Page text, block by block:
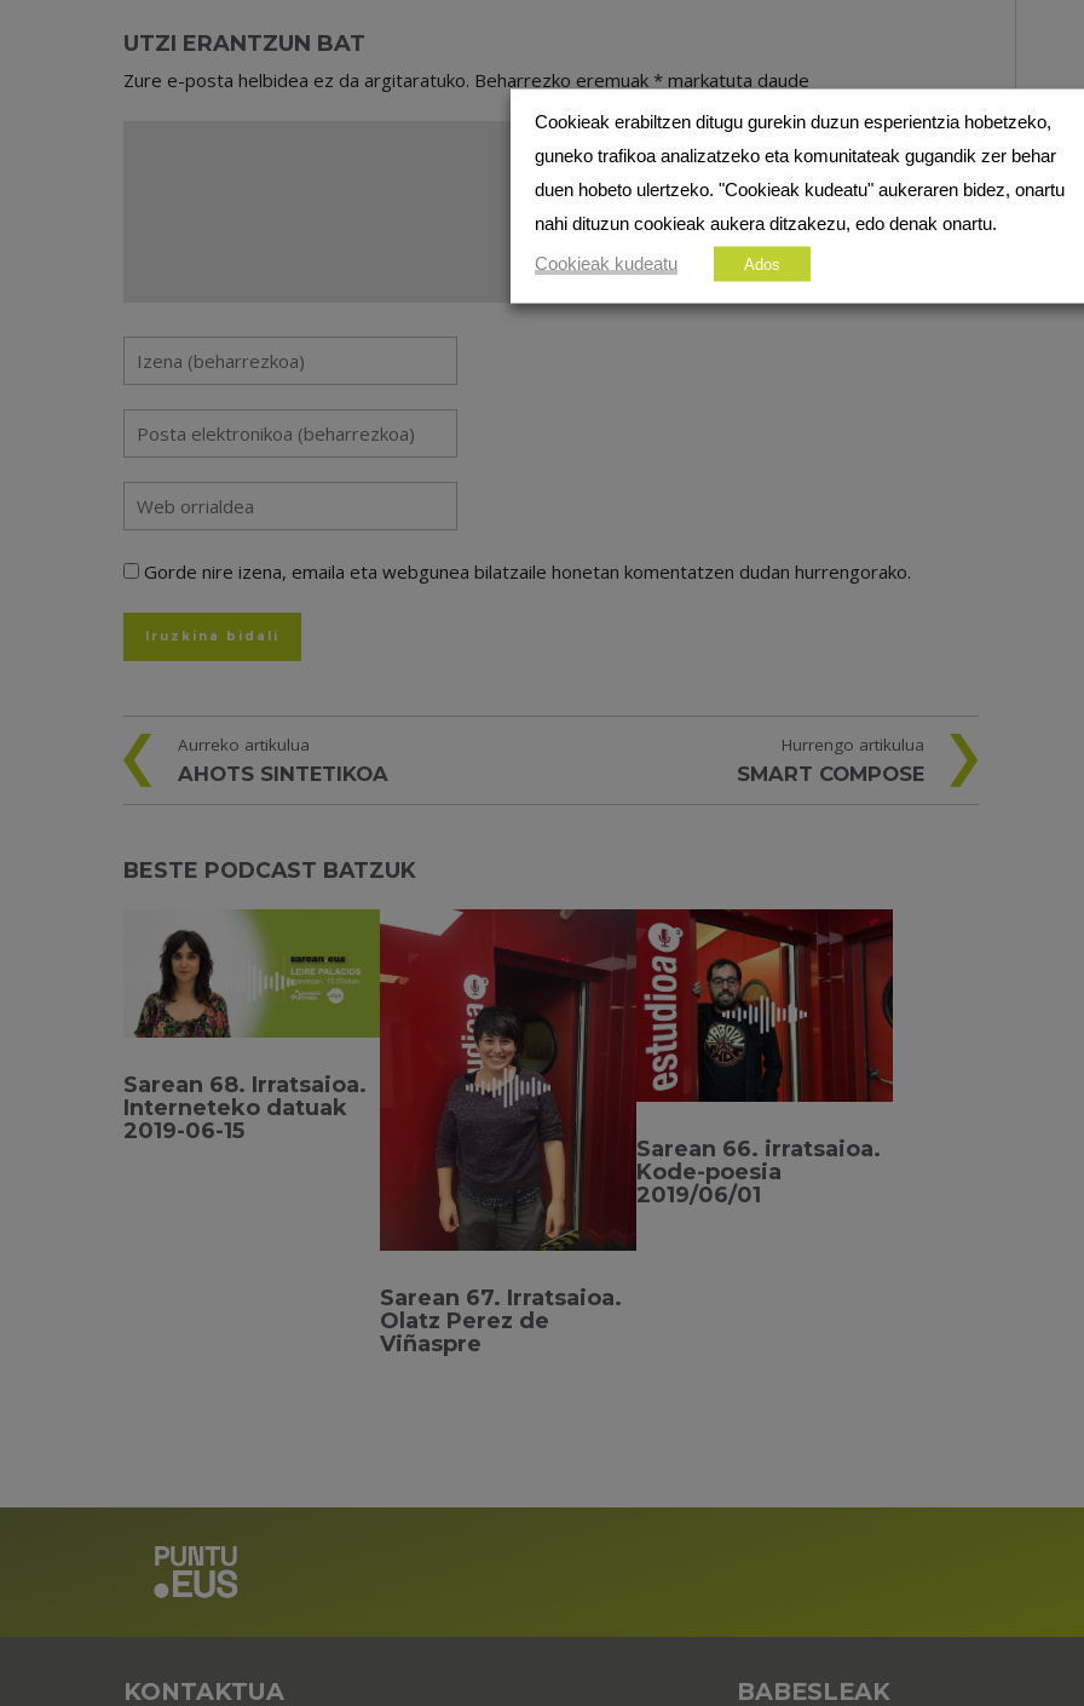
UTZI ERANTZUN BAT
Zure e-posta helbidea ez da argitaratuko. Beharrezko eremuak * markatuta daude
Gorde nire izena, emaila eta webgunea bilatzaile honetan komentatzen dudan hurrengorako.
Aurreko artikulua
AHOTS SINTETIKOA
Hurrengo artikulua
SMART COMPOSE
BESTE PODCAST BATZUK
Sarean 68. Irratsaioa.
Interneteko datuak
2019-06-15
Sarean 67. Irratsaioa.
Olatz Perez de
Viñaspre
Sarean 66. irratsaioa.
Kode-poesia
2019/06/01
KONTAKTUA BABESLEAK
Cookieak erabiltzen ditugu gurekin duzun esperientzia hobetzeko,
guneko trafikoa analizatzeko eta komunitateak gugandik zer behar
duen hobeto ulertzeko. "Cookieak kudeatu" aukeraren bidez, onartu
nahi dituzun cookieak aukera ditzakezu, edo denak onartu.
Cookieak kudeatu Ados